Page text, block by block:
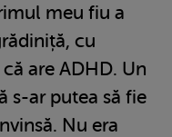
meu fiu a
cu
are ADHD. Un
s-ar putea să fie
Nu era